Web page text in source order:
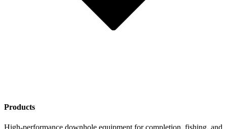
Products
High-performance downhole equipment for completion, fishing, and